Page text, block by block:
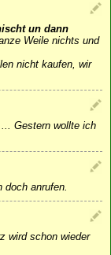
un dann
Weile nichts und
nicht kaufen, wir
Gestern wollte ich
anrufen.
wird schon wieder